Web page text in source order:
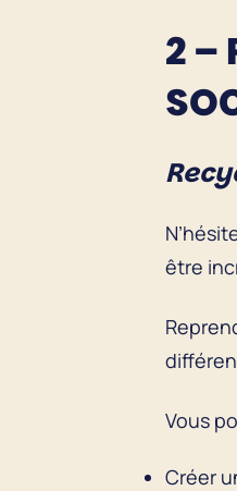
2 –
être
Vous
Créer